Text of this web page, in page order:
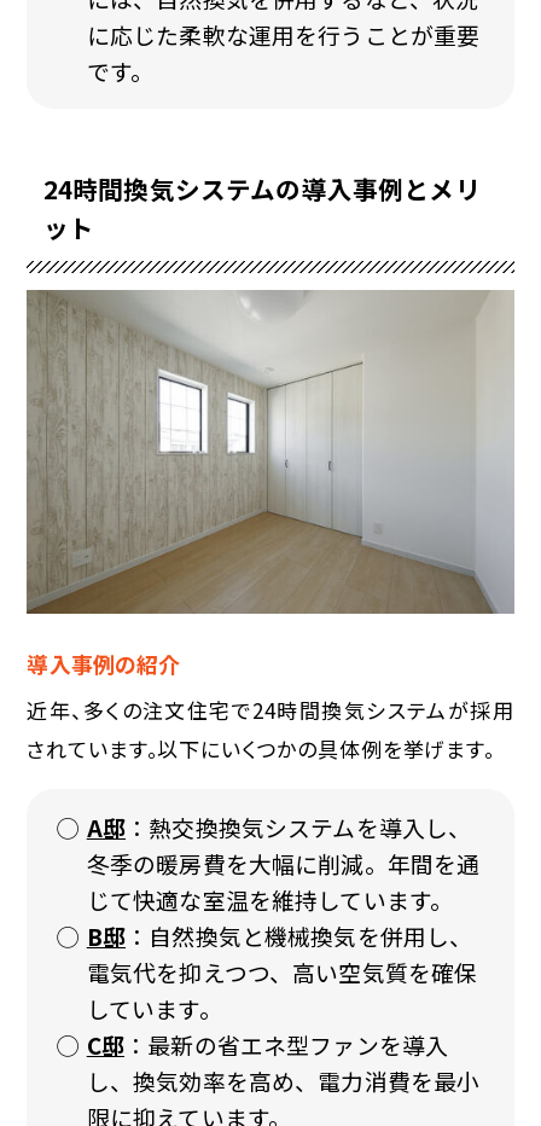
に応じた柔軟な運用を行うことが重要
です。
24時間換気システムの導入事例とメリ
ット
導入事例の紹介
近年、多くの注文住宅で24時間換気システムが採用
されています。以下にいくつかの具体例を挙げます。
A邸 ：熱交換換気システムを導入し、
冬季の暖房費を大幅に削減。年間を通
じて快適な室温を維持しています。
B邸 ：自然換気と機械換気を併用し、
電気代を抑えつつ、高い空気質を確保
しています。
C邸 ：最新の省エネ型ファンを導入
し、換気効率を高め、電力消費を最小
限に抑えています。